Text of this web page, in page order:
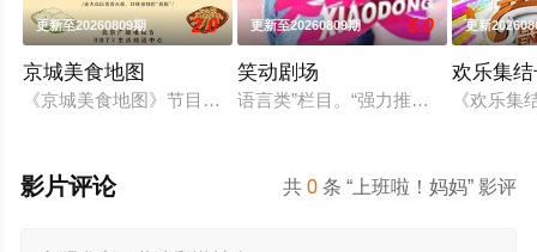
更新至20260809期 2.0
京城美食地图
《京城美食地图》节目组的美食侦探邀约行业专家和爱吃团网
更新至20260809期 5.0
笑动剧场
语言类”栏目。“强力推出”第一时段，
更新
欢乐集
《欢乐
共0 条 “上班啦！妈妈” 影评
影片评论